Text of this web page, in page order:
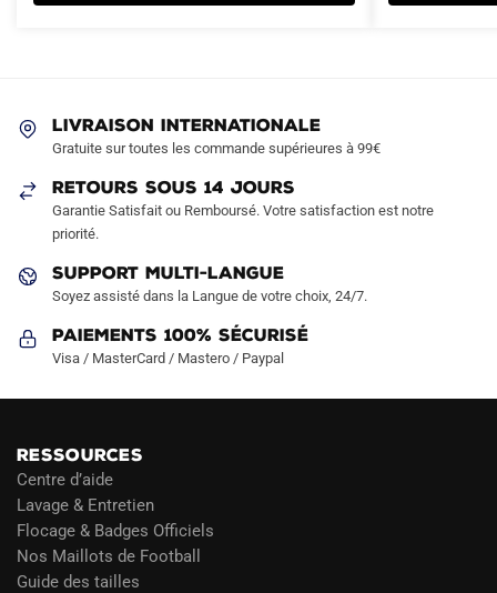
être
choisies
sur
page
produit
la
LIVRAISON INTERNATIONALE
Gratuite sur toutes les commande supérieures à 99€
RETOURS SOUS 14 JOURS
Garantie Satisfait ou Remboursé. Votre satisfaction est notre
priorité.
SUPPORT MULTI-LANGUE
Soyez assisté dans la Langue de votre choix, 24/7.
Paiements 100% Sécurisé
Visa / MasterCard / Mastero / Paypal
RESSOURCES
Centre d’aide
Lavage & Entretien
Flocage & Badges Officiels
Nos Maillots de Football
Guide des tailles